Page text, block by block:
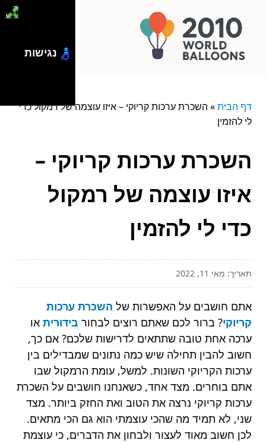
דף הבית» השכרת ערכות קריוקי – איזו עוצמה של רמקול כדי
לי להזמין
השכרת ערכות קריוקי –
איזו עוצמה של רמקול
כדי לי להזמין
תאריך: מאי 11, 2022
אתם חושבים על האפשרות של השכרת ערכות
קריוקי? ברור לכם שאתם רוצים לבחור בידורית או
ערכה אחת טובה שתתאים לדרישות שלכם? אם כך,
חשוב להבין תחילה שיש כמה נתונים שמבדילים בין
ערכות הקריוקי השונות. למשל, עומת הרמקול שבו
אתם בוחרים. מצד אחד, כשאנחנו חושבים על השכרת
ערכות קריוקי נרצה את הטוב ואת החזק ביותר. מצד
שני, לא תמיד מה שהכי עוצמתי הוא גם הכי מתאים.
לכן חשוב מאוד לעצור ולבחון את הדברים, כי עוצמת
נגישות